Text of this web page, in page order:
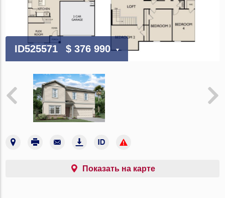
ID525571 $ 376 990
Показать на карте